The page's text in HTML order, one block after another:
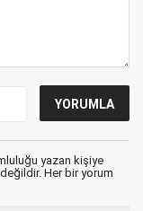
yazan kişiye
Her bir yorum